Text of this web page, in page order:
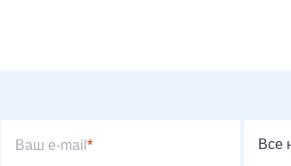
Ваш e-mail* Все